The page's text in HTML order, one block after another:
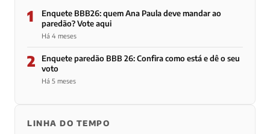
1
Enquete BBB26: quem Ana Paula deve mandar ao
paredão? Vote aqui
Há 4 meses
2
Enquete paredão BBB 26: Confira como está e dê o seu
voto
Há 5 meses
LINHA DO TEMPO